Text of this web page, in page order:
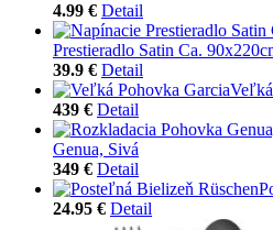
4.99 € Detail
Prestieradlo Satin Ca.
39.9 € Detail
439 € Detail
Genua, Sivá
349 € Detail
24.95 € Detail